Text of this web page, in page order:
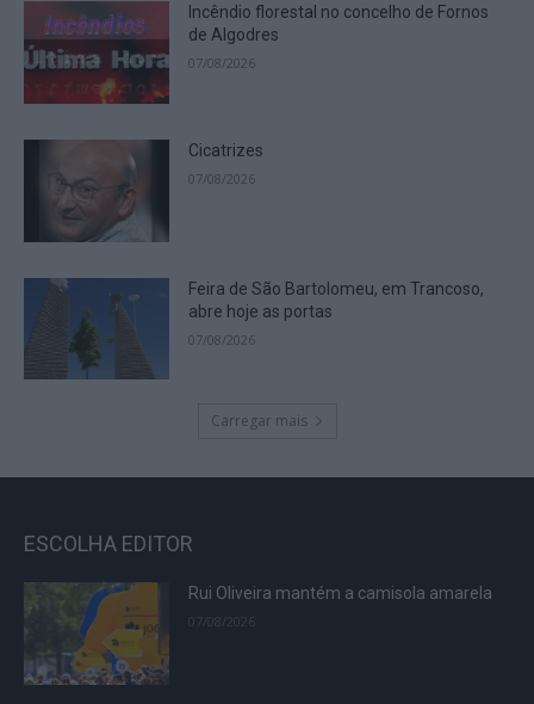
Incêndio florestal no concelho de Fornos
de Algodres
07/08/2026
Cicatrizes
07/08/2026
Feira de São Bartolomeu, em Trancoso,
abre hoje as portas
07/08/2026
Carregar mais
ESCOLHA EDITOR
Rui Oliveira mantém a camisola amarela
07/08/2026